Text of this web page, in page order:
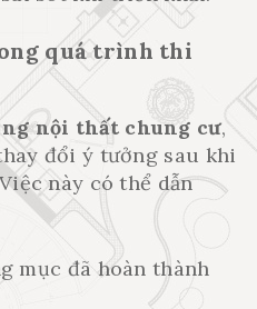
quá trình thi
nội thất chung cư,
đổi ý tưởng sau khi
này có thể dẫn
mục đã hoàn thành